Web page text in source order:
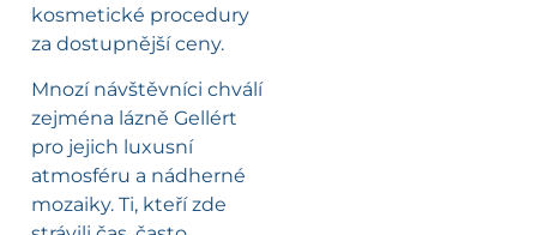
kosmetické procedury
za dostupnější ceny.
Mnozí návštěvníci chválí
zejména lázně Gellért
pro jejich luxusní
atmosféru a nádherné
mozaiky. Ti, kteří zde